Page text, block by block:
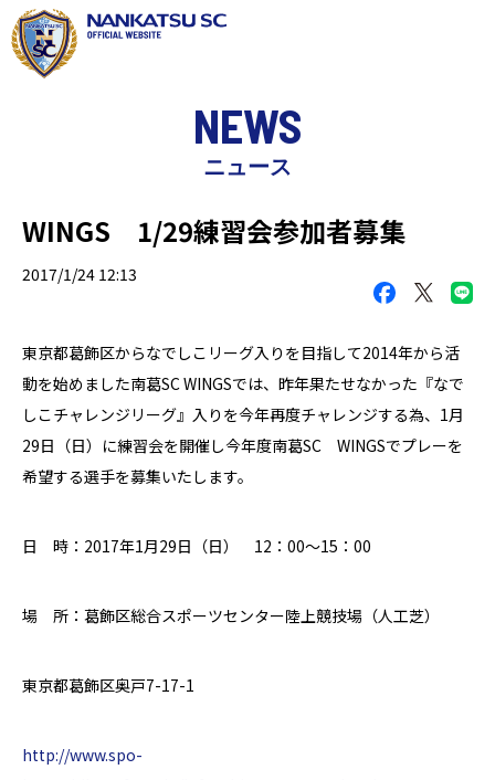
NEWS
ニュース
WINGS 1/29練習会参加者募集
2017/1/24 12:13
東京都葛飾区からなでしこリーグ入りを目指して2014年から活
動を始めました南葛SC WINGSでは、昨年果たせなかった『なで
しこチャレンジリーグ』入りを今年再度チャレンジする為、1月
29日（日）に練習会を開催し今年度南葛SC WINGSでプレーを
希望する選手を募集いたします。
日 時：2017年1月29日（日） 12：00～15：00
場 所：葛飾区総合スポーツセンター陸上競技場（人工芝）
東京都葛飾区奥戸7-17-1
http://www.spo-